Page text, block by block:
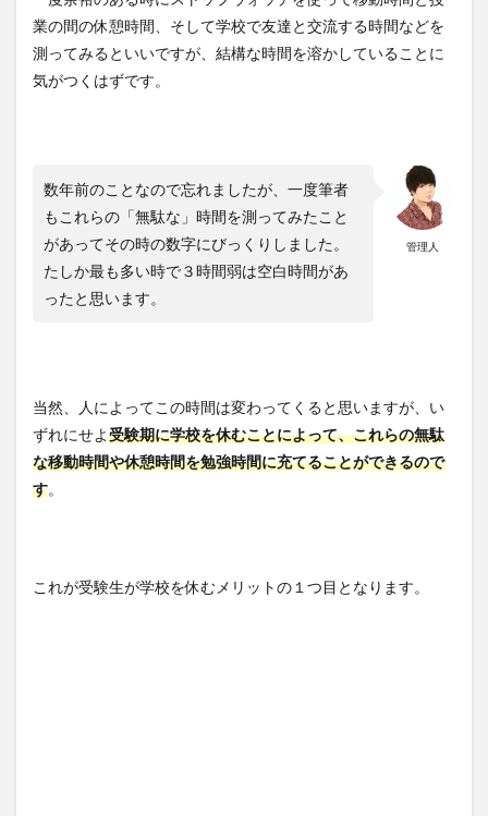
業の間の休憩時間、そして学校で友達と交流する時間などを
測ってみるといいですが、結構な時間を溶かしていることに
気がつくはずです。
管理人
数年前のことなので忘れましたが、一度筆者
もこれらの「無駄な」時間を測ってみたこと
があってその時の数字にびっくりしました。
たしか最も多い時で３時間弱は空白時間があ
ったと思います。
当然、人によってこの時間は変わってくると思いますが、い
ずれにせよ受験期に学校を休むことによって、これらの無駄
な移動時間や休憩時間を勉強時間に充てることができるので
す。
これが受験生が学校を休むメリットの１つ目となります。